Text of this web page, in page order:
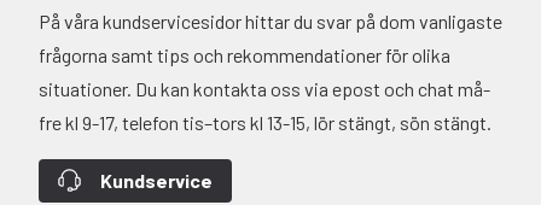
På våra kundservicesidor hittar du svar på dom vanligaste
frågorna samt tips och rekommendationer för olika
situationer. Du kan kontakta oss via epost och chat må-
fre kl 9-17, telefon tis–tors kl 13-15, lör stängt, sön stängt.
Kundservice